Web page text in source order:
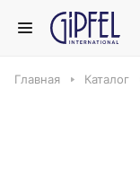
Главная Каталог